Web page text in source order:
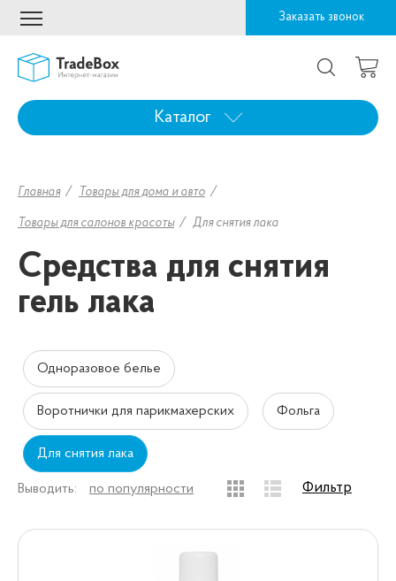
Заказать звонок
Каталог
Главная Товары для дома и авто
Товары для салонов красоты Для снятия лака
Средства для снятия
гель лака
Одноразовое белье
Воротнички для парикмахерских Фольга
Для снятия лака
Выводить: по популярности Фильтр